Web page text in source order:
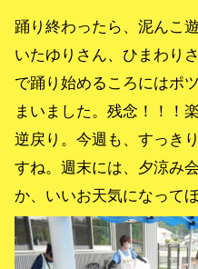
踊り終わったら、泥んこ
いたゆりさん、ひまわり
で踊り始めるころにはポ
まいました。残念！！！
逆戻り。今週も、すっき
すね。週末には、夕涼み
か、いいお天気になって